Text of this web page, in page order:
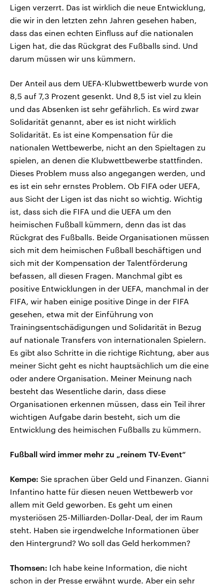
Ligen verzerrt. Das ist wirklich die neue Entwicklung,
die wir in den letzten zehn Jahren gesehen haben,
dass das einen echten Einfluss auf die nationalen
Ligen hat, die das Rückgrat des Fußballs sind. Und
darum müssen wir uns kümmern.
Der Anteil aus dem UEFA-Klubwettbewerb wurde von
8,5 auf 7,3 Prozent gesenkt. Und 8,5 ist viel zu klein
und das Absenken ist sehr gefährlich. Es wird zwar
Solidarität genannt, aber es ist nicht wirklich
Solidarität. Es ist eine Kompensation für die
nationalen Wettbewerbe, nicht an den Spieltagen zu
spielen, an denen die Klubwettbewerbe stattfinden.
Dieses Problem muss also angegangen werden, und
es ist ein sehr ernstes Problem. Ob FIFA oder UEFA,
aus Sicht der Ligen ist das nicht so wichtig. Wichtig
ist, dass sich die FIFA und die UEFA um den
heimischen Fußball kümmern, denn das ist das
Rückgrat des Fußballs. Beide Organisationen müssen
sich mit dem heimischen Fußball beschäftigen und
sich mit der Kompensation der Talentförderung
befassen, all diesen Fragen. Manchmal gibt es
positive Entwicklungen in der UEFA, manchmal in der
FIFA, wir haben einige positive Dinge in der FIFA
gesehen, etwa mit der Einführung von
Trainingsentschädigungen und Solidarität in Bezug
auf nationale Transfers von internationalen Spielern.
Es gibt also Schritte in die richtige Richtung, aber aus
meiner Sicht geht es nicht hauptsächlich um die eine
oder andere Organisation. Meiner Meinung nach
besteht das Wesentliche darin, dass diese
Organisationen erkennen müssen, dass ein Teil ihrer
wichtigen Aufgabe darin besteht, sich um die
Entwicklung des heimischen Fußballs zu kümmern.
Fußball wird immer mehr zu „reinem TV-Event“
Kempe: Sie sprachen über Geld und Finanzen. Gianni
Infantino hatte für diesen neuen Wettbewerb vor
allem mit Geld geworben. Es geht um einen
mysteriösen 25-Milliarden-Dollar-Deal, der im Raum
steht. Haben sie irgendwelche Informationen über
den Hintergrund? Wo soll das Geld herkommen?
Thomsen: Ich habe keine Information, die nicht
schon in der Presse erwähnt wurde. Aber ein sehr